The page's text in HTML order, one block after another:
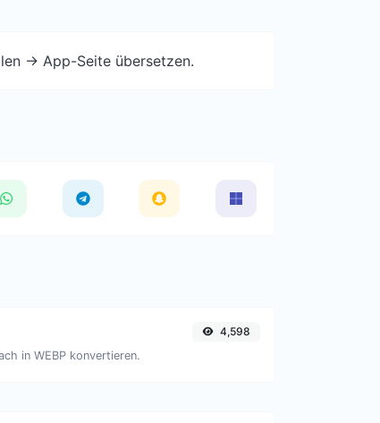
-> App-Seite übersetzen.
in WEBP konvertieren.
4,598